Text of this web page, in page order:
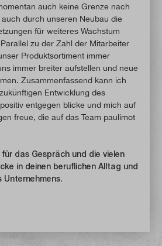
auch keine Grenze nach
durch unseren Neubau die
für weiteres Wachstum
zu der Zahl der Mitarbeiter
Produktsortiment immer
immer breiter aufstellen und neue
Zusammenfassend kann ich
Entwicklung des
entgegen blicke und mich auf
freue, die auf das Team paulimot
das Gespräch und die vielen
in deinen beruflichen Alltag und
Unternehmens.